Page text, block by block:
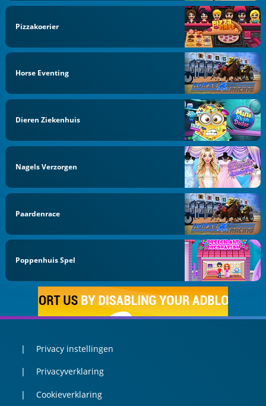
Pizzakoerier
Horse Eventing
Dieren Ziekenhuis
Nagels Verzorgen
Paardenrace
Poppenhuis Spel
Privacy instellingen
Privacyverklaring
Cookieverklaring